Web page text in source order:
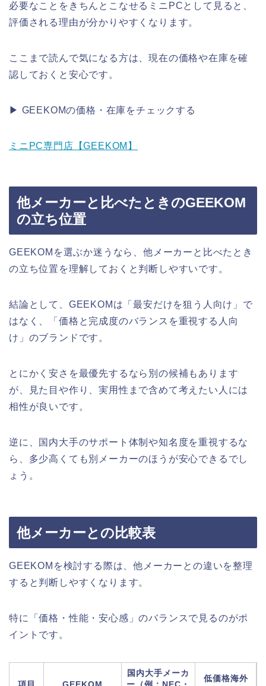
必要なことをきちんとこなせるミニPCとして見ると、
評価される理由が分かりやすくなります。
ここまで読んで気になる方は、現在の価格や在庫を確
認しておくと安心です。
▶ GEEKOMの価格・在庫をチェックする
ミニPC専門店【GEEKOM】
他メーカーと比べたときのGEEKOM
の立ち位置
GEEKOMを選ぶか迷うなら、他メーカーと比べたとき
の立ち位置を理解しておくと判断しやすいです。
結論として、GEEKOMは「最安だけを狙う人向け」で
はなく、「価格と完成度のバランスを重視する人向
け」のブランドです。
とにかく安さを最優先するなら別の候補もあります
が、見た目や作り、実用性まで含めて考えたい人には
相性が良いです。
逆に、国内大手のサポート体制や知名度を重視するな
ら、多少高くても別メーカーのほうが安心できるでし
ょう。
他メーカーとの比較表
GEEKOMを検討する際は、他メーカーとの違いを整理
すると判断しやすくなります。
特に「価格・性能・安心感」のバランスで見るのがポ
イントです。
国内大手メーカ
低価格海外